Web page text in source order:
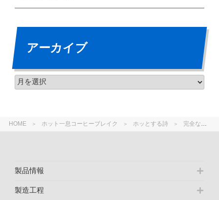
HOME ホット一息コーヒーブレイク ホッとする詩 完全な敗北 天台ブックレットNO58
アーカイブ
製品情報
製造工程